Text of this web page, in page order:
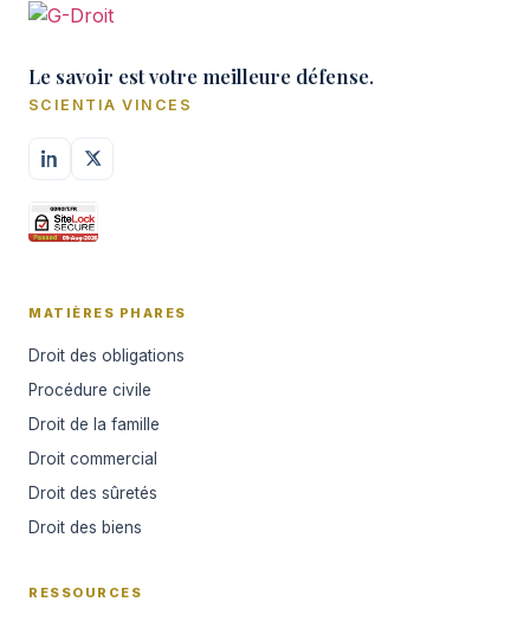
Le savoir est votre meilleure défense.
SCIENTIA VINCES
MATIÈRES PHARES
Droit des obligations
Procédure civile
Droit de la famille
Droit commercial
Droit des sûretés
Droit des biens
RESSOURCES